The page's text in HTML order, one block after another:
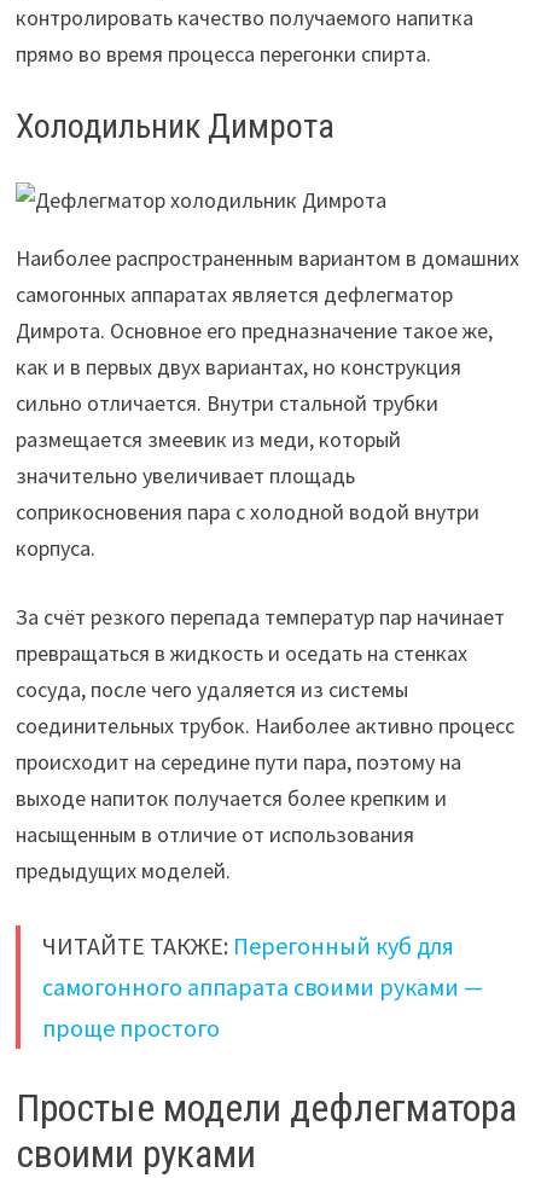
контролировать качество получаемого напитка
прямо во время процесса перегонки спирта.
Холодильник Димрота
Наиболее распространенным вариантом в домашних
самогонных аппаратах является дефлегматор
Димрота. Основное его предназначение такое же,
как и в первых двух вариантах, но конструкция
сильно отличается. Внутри стальной трубки
размещается змеевик из меди, который
значительно увеличивает площадь
соприкосновения пара с холодной водой внутри
корпуса.
За счёт резкого перепада температур пар начинает
превращаться в жидкость и оседать на стенках
сосуда, после чего удаляется из системы
соединительных трубок. Наиболее активно процесс
происходит на середине пути пара, поэтому на
выходе напиток получается более крепким и
насыщенным в отличие от использования
предыдущих моделей.
ЧИТАЙТЕ ТАКЖЕ: Перегонный куб для
самогонного аппарата своими руками —
проще простого
Простые модели дефлегматора
своими руками